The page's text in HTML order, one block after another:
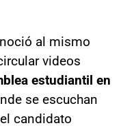
al mismo
videos
estudiantil en
se escuchan
candidato